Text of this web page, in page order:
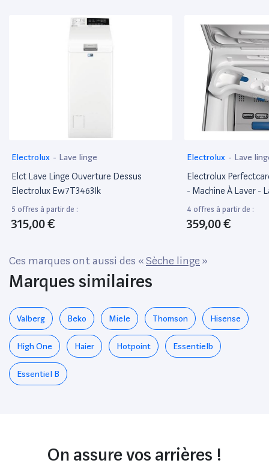
Electrolux - Lave linge
Elct Lave Linge Ouverture Dessus
Electrolux Ew7T3463Ik
5 offres à partir de :
315,00 €
Electrolux - Lave
Electrolux
- Machine À Laver -
Profondeur : 60 Cm
Chargement Par Le
4 offres à partir de :
359,00 €
Ces marques ont aussi des «Sèche linge »
Marques similaires
Valberg Beko Miele Thomson Hisense
High One Haier Hotpoint Essentielb
Essentiel B
On assure vos arrières !